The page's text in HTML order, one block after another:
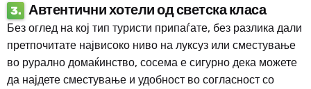
3.
Автентични хотели од светска класа
Без оглед на кој тип туристи припаѓате, без разлика дали
претпочитате највисоко ниво на луксуз или сместување
во рурално домаќинство, сосема е сигурно дека можете
да најдете сместување и удобност во согласност со